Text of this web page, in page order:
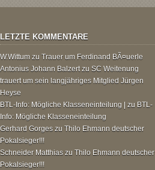
LETZTE KOMMENTARE
W.Wittum zu Trauer um Ferdinand BÃ¤uerle
Antonius Johann Balzertzu SC Weitenung
trauert um sein langjähriges Mitglied Jürgen
Heyse
BTL-Info: Mögliche Klasseneinteilung |
zu BTL-
Info: Mögliche Klasseneinteilung
Gerhard Gorges zu Thilo Ehmann deutscher
Pokalsieger!!!
Schneider Matthias zu Thilo Ehmann deutscher
Pokalsieger!!!